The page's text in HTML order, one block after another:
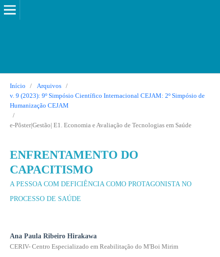
Início / Arquivos
/
v. 9 (2023): 9º Simpósio Científico Internacional CEJAM: 2º Simpósio de
Humanização CEJAM
/
e-Pôster|Gestão| E1. Economia e Avaliação de Tecnologias em Saúde
ENFRENTAMENTO DO
CAPACITISMO
A PESSOA COM DEFICIÊNCIA COMO PROTAGONISTA NO
PROCESSO DE SAÚDE
Ana Paula Ribeiro Hirakawa
CERIV- Centro Especializado em Reabilitação do M'Boi Mirim